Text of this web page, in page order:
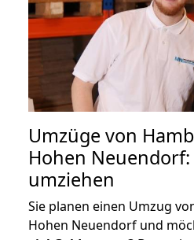
Umzüge von
Hohen
umziehen
Sie planen einen Umzug
Hohen Neuendorf und